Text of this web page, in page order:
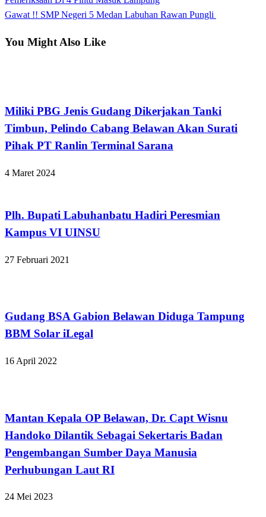
pos
Next
Gawat !! SMP Negeri 5 Medan Labuhan Rawan Pungli
You Might Also Like
Miliki PBG Jenis Gudang Dikerjakan Tanki
Timbun, Pelindo Cabang Belawan Akan Surati
Pihak PT Ranlin Terminal Sarana
4 Maret 2024
Plh. Bupati Labuhanbatu Hadiri Peresmian
Kampus VI UINSU
27 Februari 2021
Gudang BSA Gabion Belawan Diduga Tampung
BBM Solar iLegal
16 April 2022
Mantan Kepala OP Belawan, Dr. Capt Wisnu
Handoko Dilantik Sebagai Sekertaris Badan
Pengembangan Sumber Daya Manusia
Perhubungan Laut RI
24 Mei 2023